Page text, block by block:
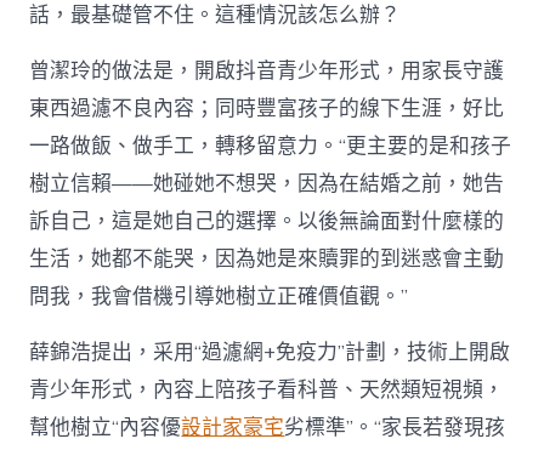
話，最基礎管不住。這種情況該怎么辦？
曾潔玲的做法是，開啟抖音青少年形式，用家長守護
東西過濾不良內容；同時豐富孩子的線下生涯，好比
一路做飯、做手工，轉移留意力。“更主要的是和孩子
樹立信賴——她碰她不想哭，因為在結婚之前，她告
訴自己，這是她自己的選擇。以後無論面對什麼樣的
生活，她都不能哭，因為她是來贖罪的到迷惑會主動
問我，我會借機引導她樹立正確價值觀。”
薛錦浩提出，采用“過濾網+免疫力”計劃，技術上開啟
青少年形式，內容上陪孩子看科普、天然類短視頻，
幫他樹立“內容優設計家豪宅劣標準”。“家長若發現孩